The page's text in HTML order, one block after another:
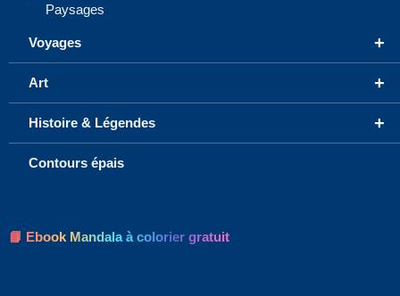
Paysages
+
Voyages
+
Art
+
Histoire & Légendes
Contours épais
📘 Ebook Mandala à colorier gratuit